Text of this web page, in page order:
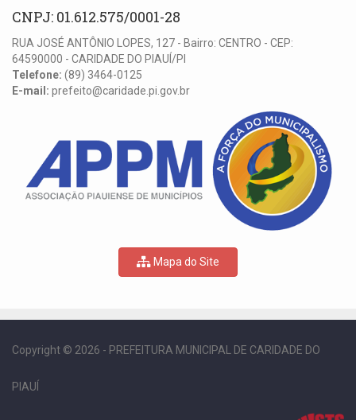
CNPJ: 01.612.575/0001-28
RUA JOSÉ ANTÔNIO LOPES, 127 - Bairro: CENTRO - CEP:
64590000 - CARIDADE DO PIAUÍ/PI
Telefone: (89) 3464-0125
E-mail: prefeito@caridade.pi.gov.br
Mapa do Site
Copyright © 2026 - PREFEITURA MUNICIPAL DE CARIDADE DO
PIAUÍ